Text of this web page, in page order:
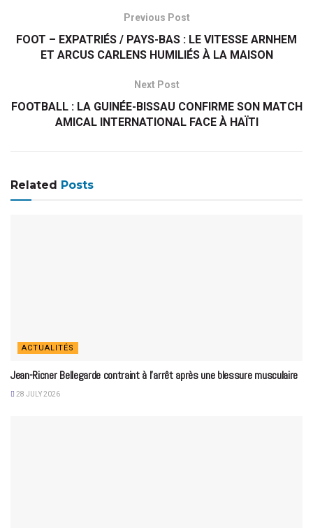
Previous Post
FOOT – EXPATRIÉS / PAYS-BAS : LE VITESSE ARNHEM
ET ARCUS CARLENS HUMILIÉS À LA MAISON
Next Post
FOOTBALL : LA GUINÉE-BISSAU CONFIRME SON MATCH
AMICAL INTERNATIONAL FACE À HAÏTI
Related Posts
ACTUALITÉS
Jean-Ricner Bellegarde contraint à l’arrêt après une blessure musculaire
28 JULY 2026